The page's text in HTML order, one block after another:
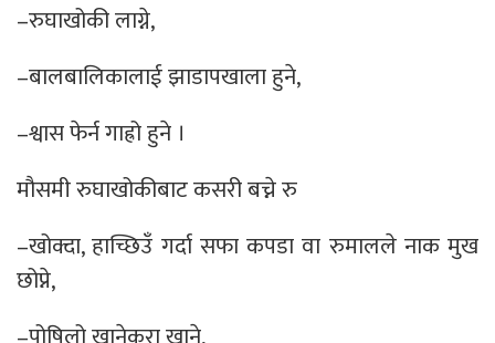
–रुघाखोकी लाग्ने,
–बालबालिकालाई झाडापखाला हुने,
–श्वास फेर्न गाह्रो हुने ।
मौसमी रुघाखोकीबाट कसरी बच्ने रु
–खोक्दा, हाच्छिउँ गर्दा सफा कपडा वा रुमालले नाक मुख
छोप्ने,